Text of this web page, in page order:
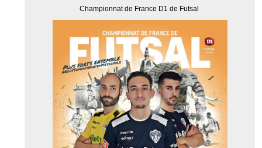
Championnat de France D1 de Futsal